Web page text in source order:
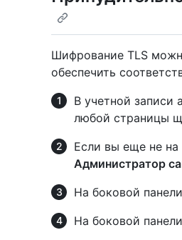
Шифрование TLS
обеспечить
В учетной записи
любой страницы
Если вы еще не на
Администратор
На боковой
На боковой